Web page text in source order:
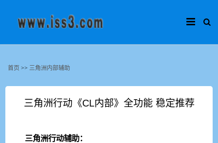
首页 >>三角洲内部辅助
三角洲行动《CL内部》全功能 稳定推荐
三角洲行动辅助：